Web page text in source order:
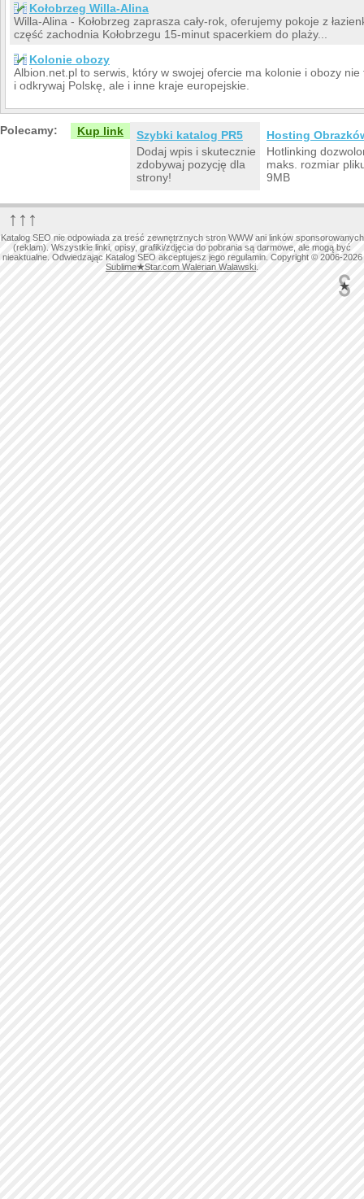
Kołobrzeg Willa-Alina
Willa-Alina - Kołobrzeg zaprasza cały-rok, oferujemy pokoje z
część zachodnia Kołobrzegu 15-minut spacerkiem do plaży...
Kolonie obozy
Albion.net.pl to serwis, który w swojej ofercie ma kolonie i obozy
i odkrywaj Polskę, ale i inne kraje europejskie.
Polecamy: Kup link
Szybki katalog PR5
Dodaj wpis i skutecznie
zdobywaj pozycję dla
strony!
Hosting
Hotlinking
maks. rozmiar
9MB
↑↑↑
Katalog SEO nie odpowiada za treść zewnętrznych stron WWW ani linków sponsorowanych
(reklam). Wszystkie linki, opisy, grafiki/zdjęcia do pobrania są darmowe, ale mogą być
nieaktualne. Odwiedzając Katalog SEO akceptujesz jego regulamin. Copyright © 2006-2026
Sublime★Star.com Walerian Walawski